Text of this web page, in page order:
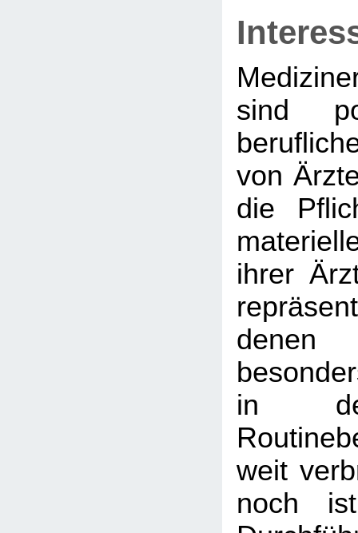
sind
von
die
ihrer
in
weit
noch